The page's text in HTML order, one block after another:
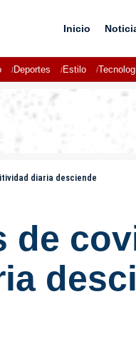
Inicio
Deportes Estilo
diaria desciende
de